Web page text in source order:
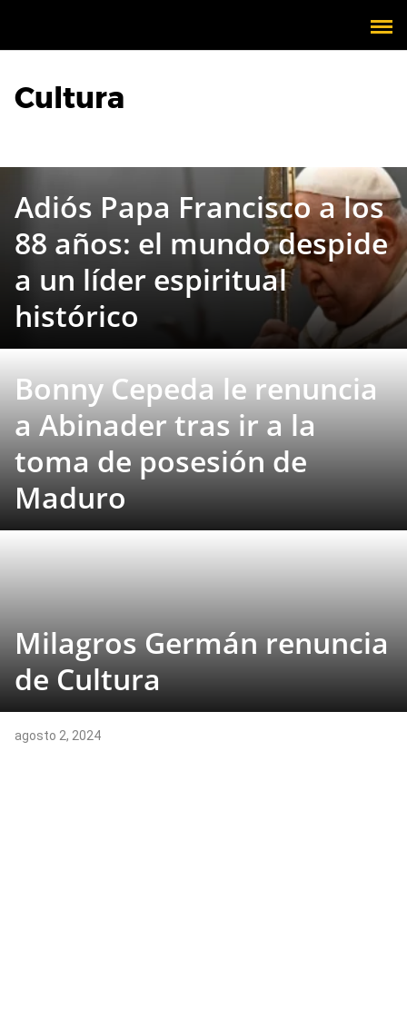
Cultura
Adiós Papa Francisco a los
88 años: el mundo despide
a un líder espiritual
histórico
Bonny Cepeda le renuncia
a Abinader tras ir a la
toma de posesión de
Maduro
Milagros Germán renuncia
de Cultura
agosto 2, 2024